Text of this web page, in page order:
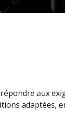
aux
adaptées,